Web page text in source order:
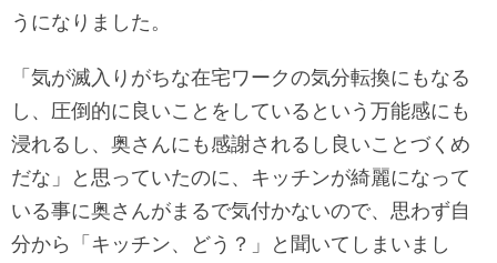
うになりました。
「気が滅入りがちな在宅ワークの気分転換にもなる
し、圧倒的に良いことをしているという万能感にも
浸れるし、奥さんにも感謝されるし良いことづくめ
だな」と思っていたのに、キッチンが綺麗になって
いる事に奥さんがまるで気付かないので、思わず自
分から「キッチン、どう？」と聞いてしまいまし